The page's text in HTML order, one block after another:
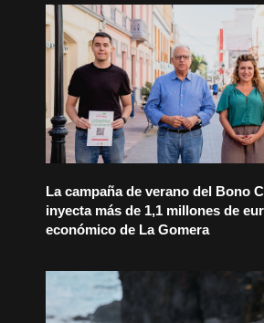
La campaña de verano del Bono
inyecta más de 1,1 millones de
económico de La Gomera